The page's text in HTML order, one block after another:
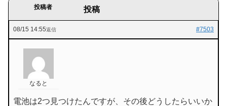
投稿者 投稿
08/15 14:55 #7503
返信
なると
電池は2つ見つけたんですが、その後どうしたらいいか